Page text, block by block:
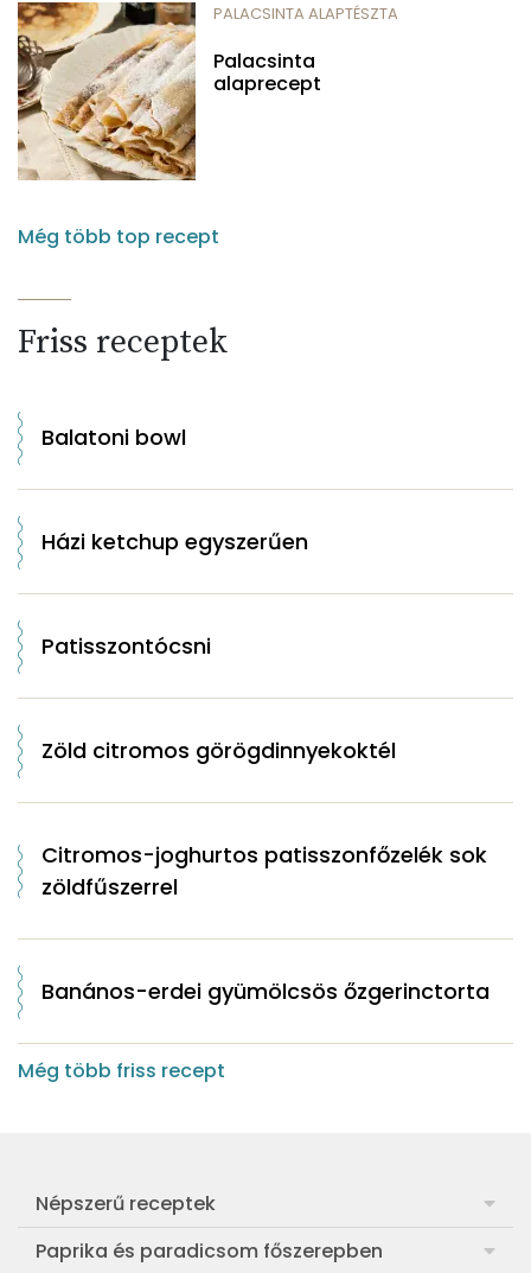
PALACSINTA ALAPTÉSZTA
Palacsinta
alaprecept
Még több top recept
Friss receptek
Balatoni bowl
Házi ketchup egyszerűen
Patisszontócsni
Zöld citromos görögdinnyekoktél
Citromos-joghurtos patisszonfőzelék sok
zöldfűszerrel
Banános-erdei gyümölcsös őzgerinctorta
Még több friss recept
Népszerű receptek
Frankfurti leves
Paprika és paradicsom főszerepben